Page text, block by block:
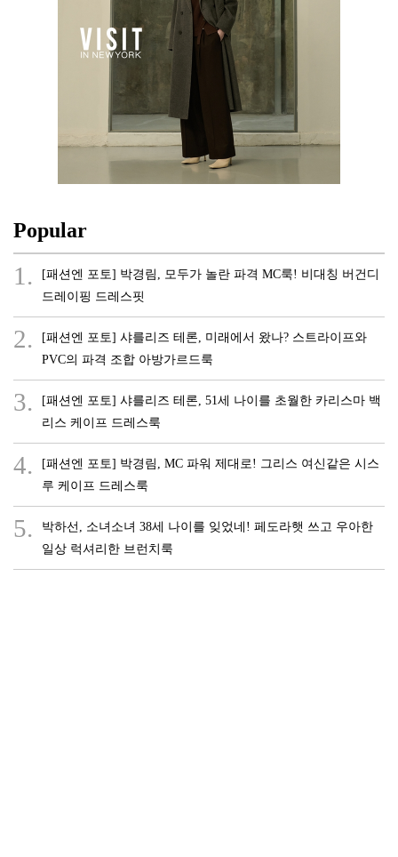
Popular
1.
[패션엔 포토] 박경림, 모두가 놀란 파격 MC룩! 비대칭 버건디
드레이핑 드레스핏
2.
[패션엔 포토] 샤를리즈 테론, 미래에서 왔나? 스트라이프와
PVC의 파격 조합 아방가르드룩
3.
[패션엔 포토] 샤를리즈 테론, 51세 나이를 초월한 카리스마 백
리스 케이프 드레스룩
4.
[패션엔 포토] 박경림, MC 파워 제대로! 그리스 여신같은 시스
루 케이프 드레스룩
5.
박하선, 소녀소녀 38세 나이를 잊었네! 페도라햇 쓰고 우아한
일상 럭셔리한 브런치룩